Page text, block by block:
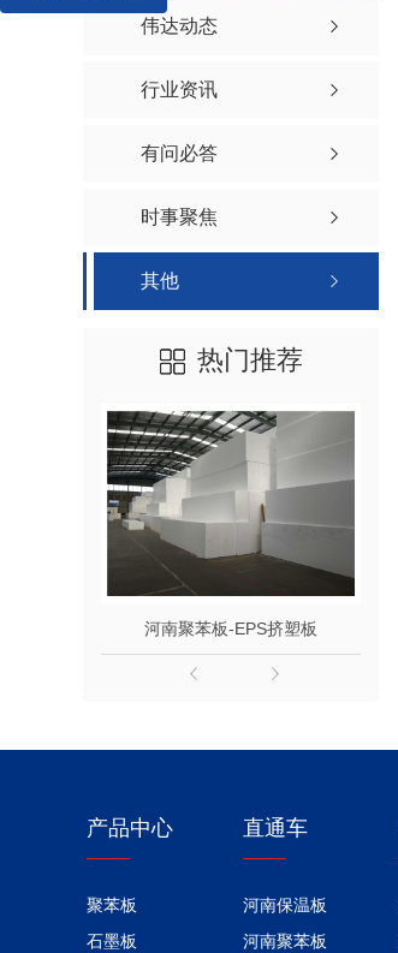
伟达动态
行业资讯
有问必答
时事聚焦
其他
热门推荐
河南聚苯板-EPS挤塑板
产品中心
聚苯板
石墨板
直通车
河南保温板
河南聚苯板